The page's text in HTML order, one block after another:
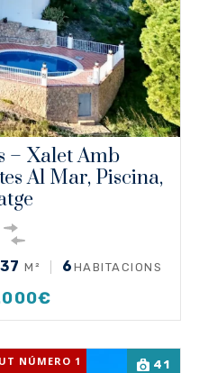
– Xalet Amb
Al Mar, Piscina,
M² 6 HABITACIONS
41
NÚMERO 1